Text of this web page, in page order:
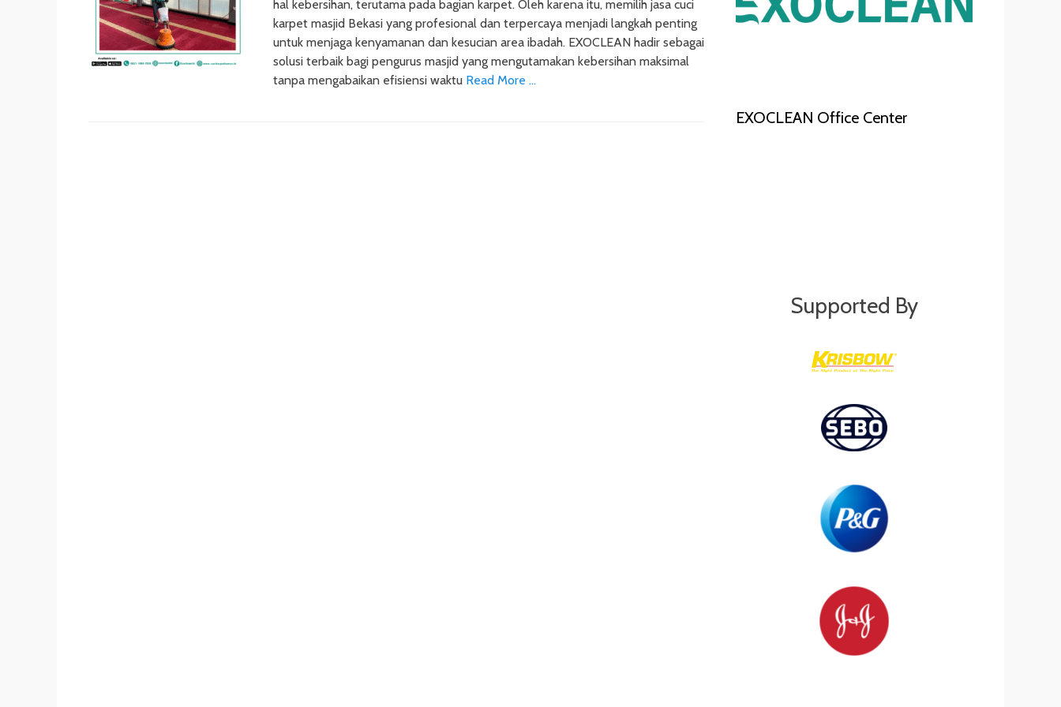
hal kebersihan, terutama pada bagian karpet. Oleh karena itu, memilih jasa cuci
karpet masjid Bekasi yang profesional dan terpercaya menjadi langkah penting
untuk menjaga kenyamanan dan kesucian area ibadah. EXOCLEAN hadir sebagai
solusi terbaik bagi pengurus masjid yang mengutamakan kebersihan maksimal
tanpa mengabaikan efisiensi waktu Read More …
EXOCLEAN Office Center
Supported By